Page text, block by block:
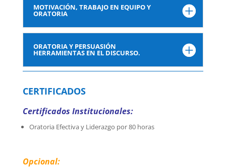
MOTIVACIÓN, TRABAJO EN EQUIPO Y
ORATORIA
ORATORIA Y PERSUASIÓN
HERRAMIENTAS EN EL DISCURSO.
CERTIFICADOS
Certificados Institucionales:
Oratoria Efectiva y Liderazgo por 80 horas
Opcional: